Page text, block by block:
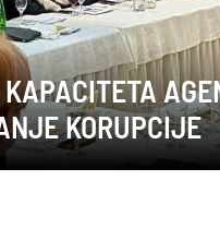
KORUPCIJE